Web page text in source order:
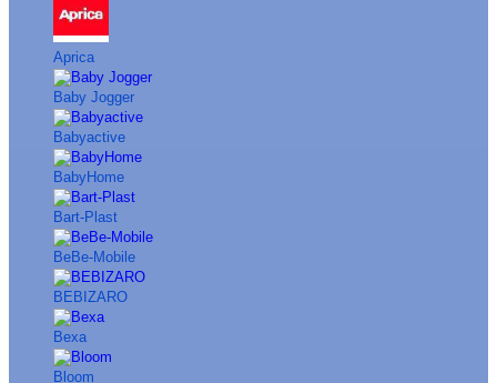
Aprica
Baby Jogger
Babyactive
BabyHome
Bart-Plast
BeBe-Mobile
BEBIZARO
Bexa
Bloom